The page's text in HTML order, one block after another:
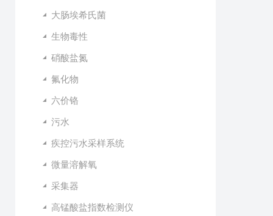
大肠埃希氏菌
生物毒性
硝酸盐氮
氟化物
六价铬
污水
疾控污水采样系统
微量溶解氧
采集器
高锰酸盐指数检测仪